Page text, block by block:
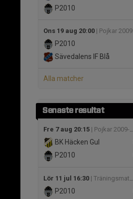
P2010
Ons 19 aug 20:00 | Pojkar 2009-2010(16-17 år) Medel Grupp A
P2010
Sävedalens IF Blå
Alla matcher
Senaste resultat
Fre 7 aug 20:15 | Pojkar 2009-2010(16-17 år) Medel Grupp A
BK Häcken Gul
P2010
Lör 11 jul 16:30 | Träningsmatcher Ungdomar Göteborg Pojk
P2010